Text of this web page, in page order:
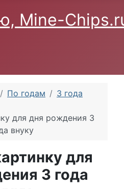
По годам
3 года
для дня рождения 3
внуку
для
3 года